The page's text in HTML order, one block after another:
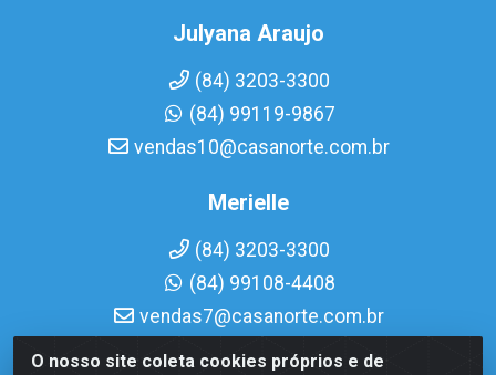
O nosso site coleta cookies próprios e de
Julyana Araujo
(84) 3203-3300
(84) 99119-9867
vendas10@casanorte.com.br
Merielle
(84) 3203-3300
(84) 99108-4408
vendas7@casanorte.com.br